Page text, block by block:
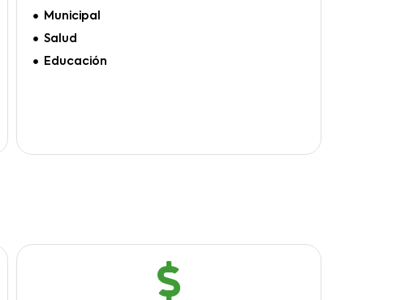
Municipal
Salud
Educación